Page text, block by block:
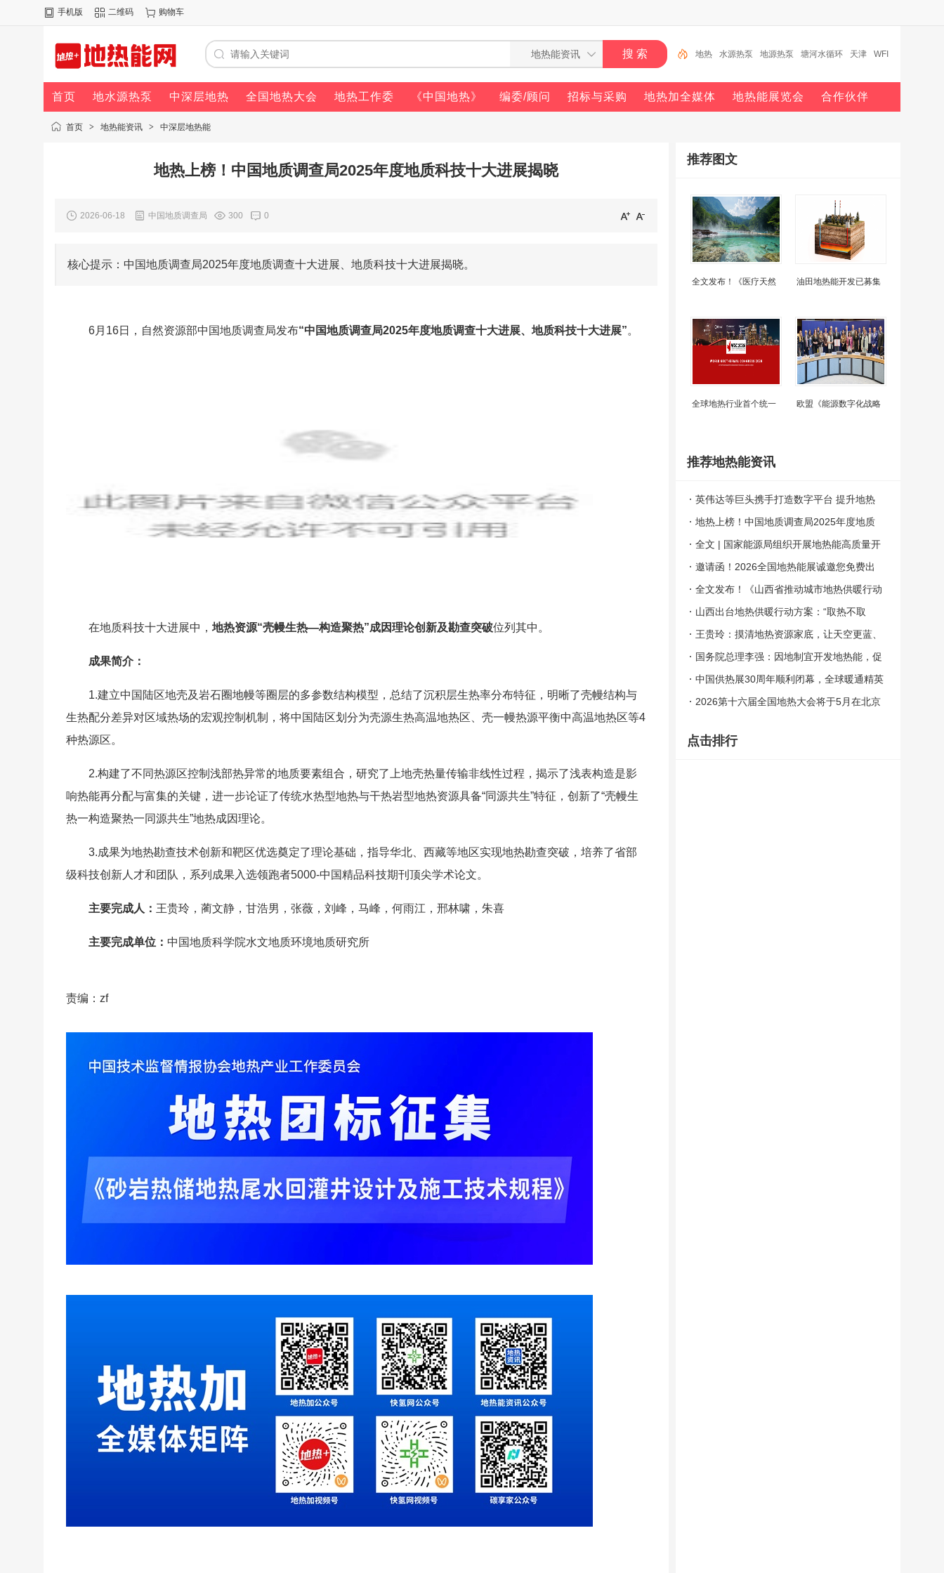
手机版 二维码 购物车
地热 水源热泵 地源热泵 塘河水循环 天津 WFI
信息 医院 地热能 地源热泵行业十强
首页 地水源热泵 中深层地热 全国地热大会 地热工作委 《中国地热》 编委/顾问 招标与采购 地热加全媒体 地热能展览会 合作伙伴
首页 > 地热能资讯 > 中深层地热能
地热上榜！中国地质调查局2025年度地质科技十大进展揭晓
2026-06-18 中国地质调查局 300 0
核心提示：中国地质调查局2025年度地质调查十大进展、地质科技十大进展揭晓。
6月16日，自然资源部中国地质调查局发布“中国地质调查局2025年度地质调查十大进展、地质科技十大进展”。
在地质科技十大进展中， 地热资源“壳幔生热—构造聚热”成因理论创新及勘查突破位列其中。
成果简介：
1.建立中国陆区地壳及岩石圈地幔等圈层的多参数结构模型，总结了沉积层生热率分布特征，明晰了壳幔结构与
生热配分差异对区域热场的宏观控制机制，将中国陆区划分为壳源生热高温地热区、壳一幔热源平衡中高温地热区等4
种热源区。
2.构建了不同热源区控制浅部热异常的地质要素组合，研究了上地壳热量传输非线性过程，揭示了浅表构造是影
响热能再分配与富集的关键，进一步论证了传统水热型地热与干热岩型地热资源具备“同源共生”特征，创新了“壳幔生
热一构造聚热一同源共生”地热成因理论。
3.成果为地热勘查技术创新和靶区优选奠定了理论基础，指导华北、西藏等地区实现地热勘查突破，培养了省部
级科技创新人才和团队，系列成果入选领跑者5000-中国精品科技期刊顶尖学术论文。
主要完成人： 王贵玲，蔺文静，甘浩男，张薇，刘峰，马峰，何雨江，邢林啸，朱喜
主要完成单位： 中国地质科学院水文地质环境地质研究所
责编：zf
推荐图文
全文发布！《医疗天然 油田地热能开发已募集
全球地热行业首个统一 欧盟《能源数字化战略
推荐地热能资讯
英伟达等巨头携手打造数字平台 提升地热
能利用效率
地热上榜！中国地质调查局2025年度地质
科技十大进展揭晓
全文 | 国家能源局组织开展地热能高质量开
发利用试点工作
邀请函！2026全国地热能展诚邀您免费出
席
全文发布！《山西省推动城市地热供暖行动
方案》
山西出台地热供暖行动方案：“取热不取
水”无需办理取水许可证
王贵玲：摸清地热资源家底，让天空更蓝、
使房间更暖
国务院总理李强：因地制宜开发地热能，促
进新能源集成融合开发
中国供热展30周年顺利闭幕，全球暖通精英
共襄行业交流盛会
2026第十六届全国地热大会将于5月在北京
点击排行